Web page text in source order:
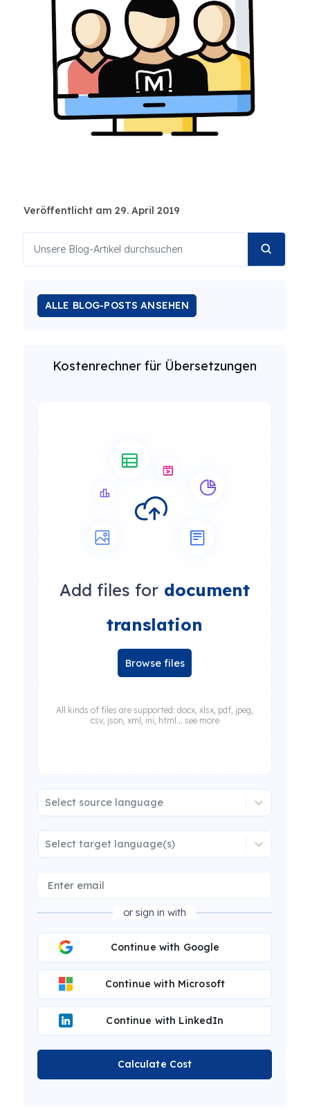
Veröffentlicht am 29. April 2019
ALLE BLOG-POSTS ANSEHEN
Kostenrechner für Übersetzungen
Add files for document
translation
Browse files
All kinds of files are supported: docx, xlsx, pdf, jpeg,
csv, json, xml, ini, html... see more
Select source language
Select target language(s)
or sign in with
Continue with Google
Continue with Microsoft
Continue with LinkedIn
Calculate Cost